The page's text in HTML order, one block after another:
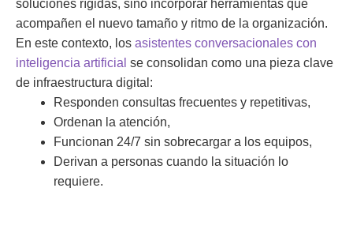
soluciones rígidas, sino incorporar herramientas que
acompañen el nuevo tamaño y ritmo de la organización.
En este contexto, los asistentes conversacionales con
inteligencia artificial se consolidan como una pieza clave
de infraestructura digital:
Responden consultas frecuentes y repetitivas,
Ordenan la atención,
Funcionan 24/7 sin sobrecargar a los equipos,
Derivan a personas cuando la situación lo
requiere.